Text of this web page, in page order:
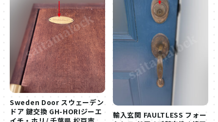
Sweden Door スウェーデン
ドア 鍵交換 GH-HORIジーエ
輸入玄関 FAULTLESS フォー